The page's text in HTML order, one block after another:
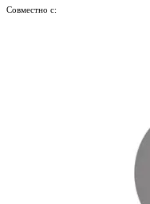
Совместно с: